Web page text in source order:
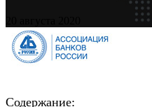
Содержание: